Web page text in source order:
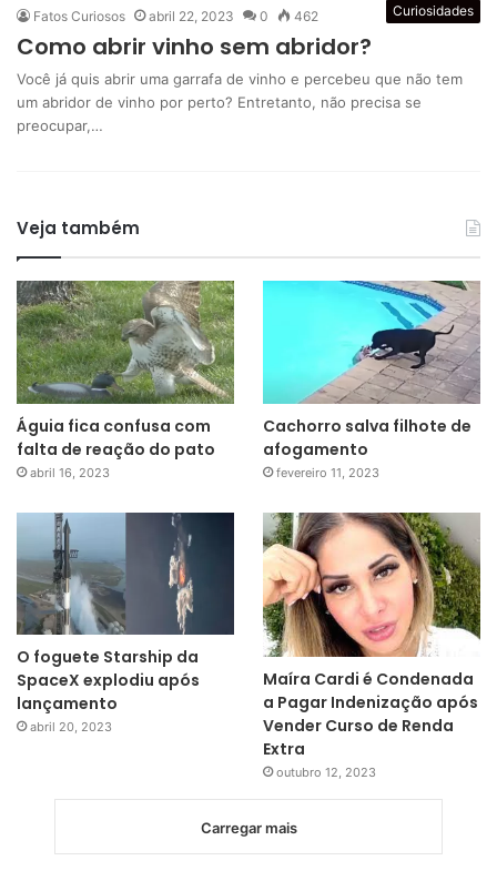
Curiosidades
Fatos Curiosos abril 22, 2023 0 462
Como abrir vinho sem abridor?
Você já quis abrir uma garrafa de vinho e percebeu que não tem
um abridor de vinho por perto? Entretanto, não precisa se
preocupar,…
Veja também
Águia fica confusa com
falta de reação do pato
abril 16, 2023
Cachorro salva filhote de
afogamento
fevereiro 11, 2023
O foguete Starship da
SpaceX explodiu após
lançamento
abril 20, 2023
Maíra Cardi é Condenada
a Pagar Indenização após
Vender Curso de Renda
Extra
outubro 12, 2023
Carregar mais